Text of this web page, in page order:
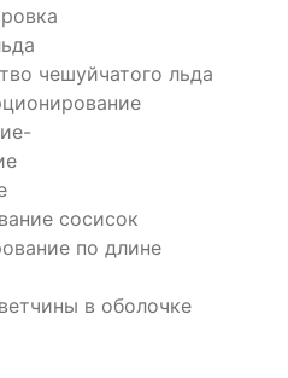
чешуйчатого льда
сосисок
по длине
в оболочке